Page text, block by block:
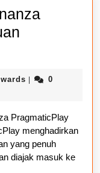
Paul 0
PragmaticPlay
menghadirkan
yang penuh
diajak masuk ke